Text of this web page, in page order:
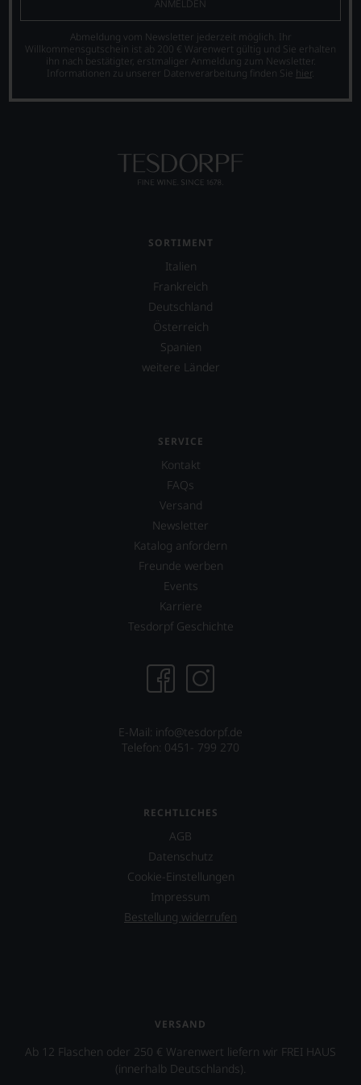
ANBAUGEBIET
ALKOHOLGEHALT
FLASCHENGRÖSSE
0,7 L
Mit Farbstoff (Zuckerkulör)
ANMELDEN
Abmeldung vom Newsletter jederzeit möglich. Ihr
Willkommensgutschein ist ab 200 € Warenwert gültig und Sie erhalten
ihn nach bestätigter, erstmaliger Anmeldung zum Newsletter.
Informationen zu unserer Datenverarbeitung finden Sie hier.
SORTIMENT
Italien
Frankreich
Deutschland
Österreich
Spanien
weitere Länder
SERVICE
Kontakt
FAQs
Versand
Newsletter
Katalog anfordern
Freunde werben
Events
Karriere
Tesdorpf Geschichte
E-Mail: info@tesdorpf.de
Telefon: 0451- 799 270
RECHTLICHES
AGB
Datenschutz
Cookie-Einstellungen
Impressum
Bestellung widerrufen
VERSAND
Ab 12 Flaschen oder 250 € Warenwert liefern wir FREI HAUS
(innerhalb Deutschlands).